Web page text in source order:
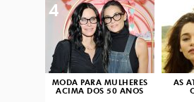
MODA PARA MULHERES
ACIMA DOS 50 ANOS
4
AS